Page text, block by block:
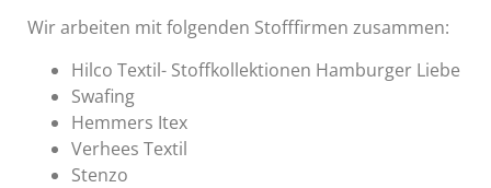
Wir arbeiten mit folgenden Stofffirmen zusammen:
Hilco Textil- Stoffkollektionen Hamburger Liebe
Swafing
Hemmers Itex
Verhees Textil
Stenzo